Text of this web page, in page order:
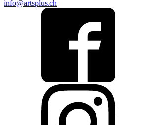
info@artsplus.ch